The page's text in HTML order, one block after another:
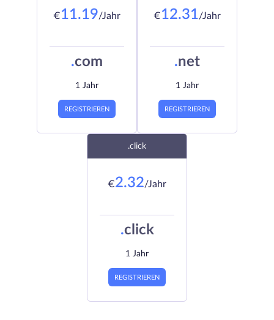
€11.19/Jahr
.com
1 Jahr
REGISTRIEREN
€12.31/Jahr
.net
1 Jahr
REGISTRIEREN
.click
€2.32/Jahr
.click
1 Jahr
REGISTRIEREN